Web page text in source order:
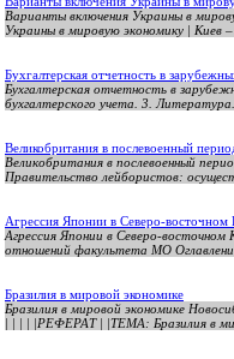
Варианты включения Украины в
Украины в мировую экономику | Киев
Бухгалтерская отчетность в
Бухгалтерская отчетность в
бухгалтерского учета. 3.
Великобритания в послевоенный
Великобритания в послевоенный
Правительство лейбористов:
Агрессия Японии в Северо-восточном
Агрессия Японии в Северо-
отношений факультета МО
Бразилия в мировой экономике
Бразилия в мировой экономике
| | | | |РЕФЕРАТ | |ТЕМА: Бразилия в